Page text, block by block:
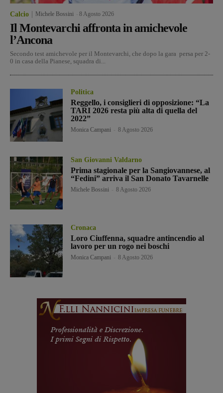
Calcio Michele Bossini 8 Agosto 2026
Il Montevarchi affronta in amichevole
l’Ancona
Secondo test amichevole per il Montevarchi, che dopo la gara persa per 2-
0 in casa della Pianese, squadra di...
Politica
Reggello, i consiglieri di opposizione: “La
TARI 2026 resta più alta di quella del
2022”
Monica Campani 8 Agosto 2026
San Giovanni Valdarno
Prima stagionale per la Sangiovannese, al
“Fedini” arriva il San Donato Tavarnelle
Michele Bossini 8 Agosto 2026
Cronaca
Loro Ciuffenna, squadre antincendio al
lavoro per un rogo nei boschi
Monica Campani 8 Agosto 2026